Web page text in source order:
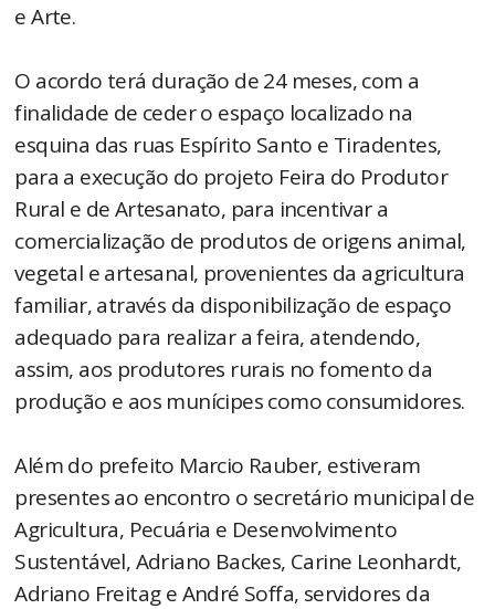
e Arte.
O acordo terá duração de 24 meses, com a
finalidade de ceder o espaço localizado na
esquina das ruas Espírito Santo e Tiradentes,
para a execução do projeto Feira do Produtor
Rural e de Artesanato, para incentivar a
comercialização de produtos de origens animal,
vegetal e artesanal, provenientes da agricultura
familiar, através da disponibilização de espaço
adequado para realizar a feira, atendendo,
assim, aos produtores rurais no fomento da
produção e aos munícipes como consumidores.
Além do prefeito Marcio Rauber, estiveram
presentes ao encontro o secretário municipal de
Agricultura, Pecuária e Desenvolvimento
Sustentável, Adriano Backes, Carine Leonhardt,
Adriano Freitag e André Soffa, servidores da